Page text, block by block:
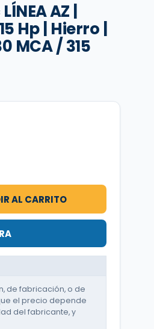
AZ |
Hp | Hierro |
MCA / 315
AL CARRITO
de fabricación, o de
el precio depende
del fabricante, y